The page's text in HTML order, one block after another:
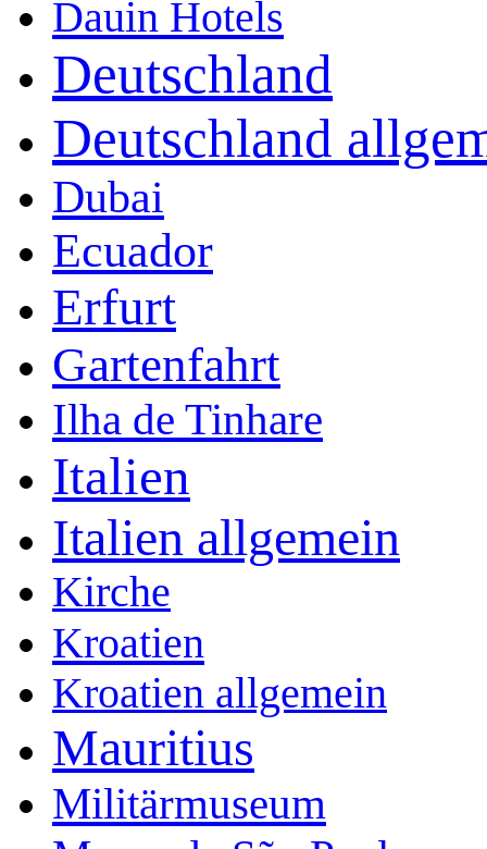
Dauin Hotels
Deutschland
Deutschland
Dubai
Ecuador
Erfurt
Gartenfahrt
Ilha de Tinhare
Italien
Italien allgemein
Kirche
Kroatien
Kroatien allgemein
Mauritius
Militärmuseum